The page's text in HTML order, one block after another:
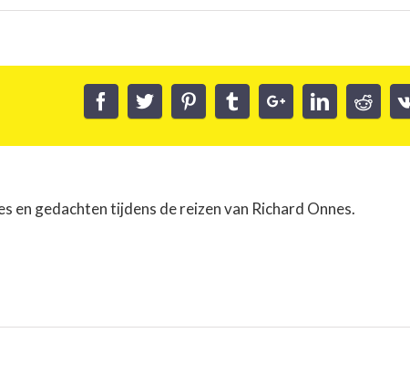
en gedachten tijdens de reizen van Richard Onnes.